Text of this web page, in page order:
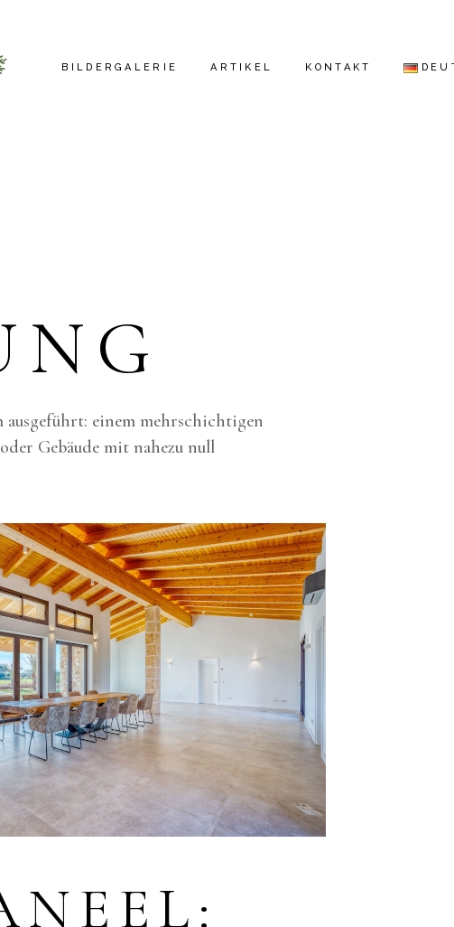
BILDERGALERIE ARTIKEL KONTAKT
einem mehrschichtigen
Gebäude mit nahezu null